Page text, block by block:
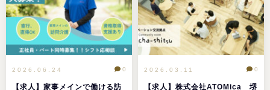
2026.06.24
【求人】家事メインで働ける訪
0 2026.03.11
【求人】株式会社ATOMica 堺
0